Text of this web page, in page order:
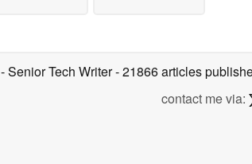
- Senior Tech Writer- 21866 articles
contact me via: